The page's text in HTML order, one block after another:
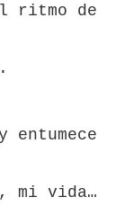
ritmo de
mi vida…